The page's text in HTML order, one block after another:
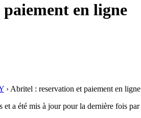
en ligne
› Abritel : reservation et paiement en ligne
et a été mis à jour pour la dernière fois par